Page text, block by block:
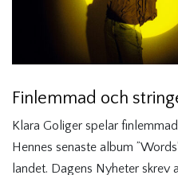
Finlemmad och
Klara Goliger spelar
Hennes senaste album
landet. Dagens Nyheter skrev